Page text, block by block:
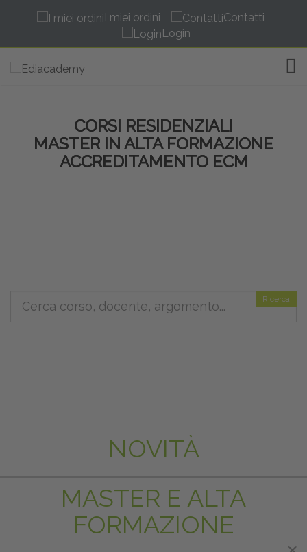
I miei ordini
Contatti
Login
CORSI RESIDENZIALI
MASTER IN ALTA FORMAZIONE
ACCREDITAMENTO ECM
Ricerca
NOVITÀ
MASTER E ALTA
FORMAZIONE